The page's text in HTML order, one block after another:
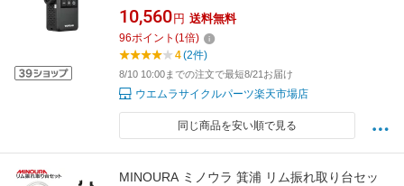
ンプ
10,560 円 送料無料
96ポイント (1倍)
4(2件)
8/10 10:00までの注文で最短8/21お届け
ウエムラサイクルパーツ楽天市場店
同じ商品を安い順で見る
MINOURA ミノウラ 箕浦 リム振れ取り台セッ